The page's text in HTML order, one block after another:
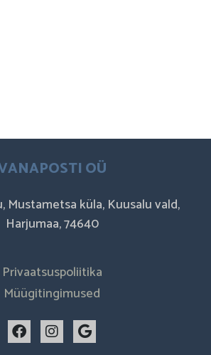
OÜ
Mustametsa küla, Kuusalu vald,
Harjumaa, 74640
Privaatsuspoliitika
Müügitingimused
F
a
I
n
G
o